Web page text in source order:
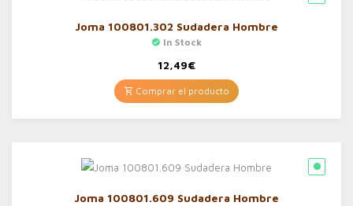
Joma 100801.302 Sudadera Hombre
In Stock
12,49€
Comprar el producto
Joma 100801.609 Sudadera Hombre